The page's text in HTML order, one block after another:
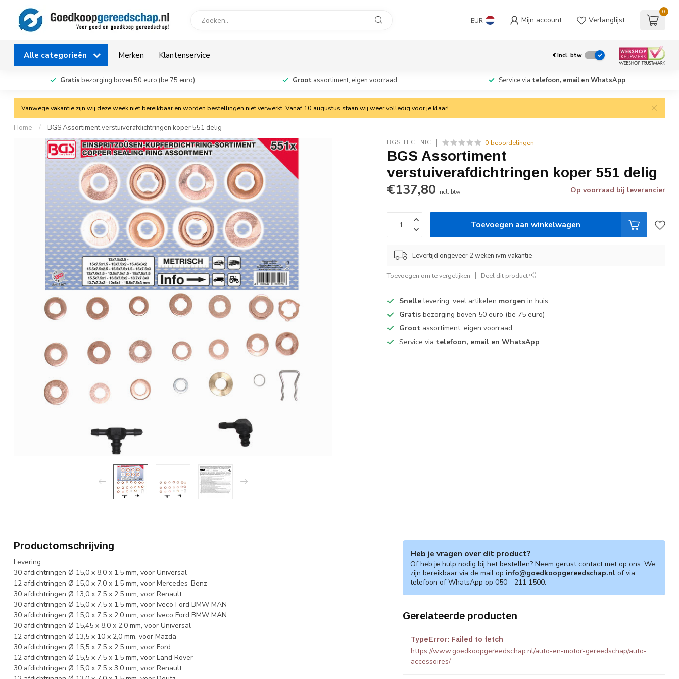
EUR Mijn account Verlanglijst
0
Alle categorieën Merken Klantenservice €Incl. btw
Gratis bezorging boven 50 euro (be 75 euro) Grootassortiment, eigen voorraad Service via telefoon, email en WhatsApp
Vanwege vakantie zijn wij deze week niet bereikbaar en worden bestellingen niet verwerkt. Vanaf 10 augustus staan wij weer volledig voor je klaar!
Home / BGS Assortiment verstuiverafdichtringen koper 551 delig
BGS TECHNIC 0 beoordelingen
BGS Assortiment
verstuiverafdichtringen koper 551 delig
€137,80 Incl. btw Op voorraad bij leverancier
Toevoegen aan winkelwagen
Levertijd ongeveer 2 weken ivm vakantie
Toevoegen om te vergelijken Deel dit product
Snelle levering, veel artikelen morgen in huis
Gratis bezorging boven 50 euro (be 75 euro)
Groot assortiment, eigen voorraad
Service via telefoon, email en WhatsApp
Productomschrijving
Levering:
30 afdichtringen Ø 15,0 x 8,0 x 1,5 mm, voor Universal
12 afdichtringen Ø 15,0 x 7,0 x 1,5 mm, voor Mercedes-Benz
30 afdichtringen Ø 13,0 x 7,5 x 2,5 mm, voor Renault
30 afdichtringen Ø 15,0 x 7,5 x 1,5 mm, voor Iveco Ford BMW MAN
30 afdichtringen Ø 15,0 x 7,5 x 2,0 mm, voor Iveco Ford BMW MAN
30 afdichtringen Ø 15,45 x 8,0 x 2,0 mm, voor Universal
12 afdichtringen Ø 13,5 x 10 x 2,0 mm, voor Mazda
30 afdichtringen Ø 15,5 x 7,5 x 2,5 mm, voor Ford
12 afdichtringen Ø 15,5 x 7,5 x 1,5 mm, voor Land Rover
30 afdichtringen Ø 15,0 x 7,5 x 3,0 mm, voor Renault
Heb je vragen over dit product?
Of heb je hulp nodig bij het bestellen? Neem gerust contact met op ons. We
zijn bereikbaar via de mail op info@goedkoopgereedschap.nl of via
telefoon of WhatsApp op 050 - 211 1500.
Gerelateerde producten
TypeError: Failed to fetch
https://www.goedkoopgereedschap.nl/auto-en-motor-gereedschap/auto-
accessoires/